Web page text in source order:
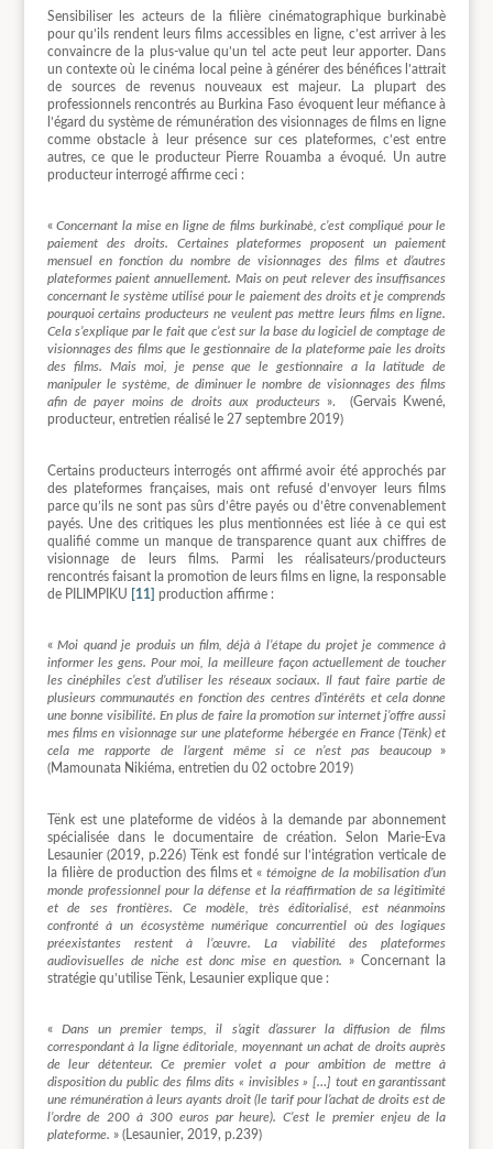
Sensibiliser les acteurs de la filière cinématographique burkinabè
pour qu’ils rendent leurs films accessibles en ligne, c’est arriver à les
convaincre de la plus-value qu’un tel acte peut leur apporter. Dans
un contexte où le cinéma local peine à générer des bénéfices l’attrait
de sources de revenus nouveaux est majeur. La plupart des
professionnels rencontrés au Burkina Faso évoquent leur méfiance à
l’égard du système de rémunération des visionnages de films en ligne
comme obstacle à leur présence sur ces plateformes, c’est entre
autres, ce que le producteur Pierre Rouamba a évoqué. Un autre
producteur interrogé affirme ceci :
«Concernant la mise en ligne de films burkinabè, c’est compliqué pour le
paiement des droits. Certaines plateformes proposent un paiement
mensuel en fonction du nombre de visionnages des films et d’autres
plateformes paient annuellement. Mais on peut relever des insuffisances
concernant le système utilisé pour le paiement des droits et je comprends
pourquoi certains producteurs ne veulent pas mettre leurs films en ligne.
Cela s’explique par le fait que c’est sur la base du logiciel de comptage de
visionnages des films que le gestionnaire de la plateforme paie les droits
des films. Mais moi, je pense que le gestionnaire a la latitude de
manipuler le système, de diminuer le nombre de visionnages des films
afin de payer moins de droits aux producteurs». (Gervais Kwené,
producteur, entretien réalisé le 27 septembre 2019)
Certains producteurs interrogés ont affirmé avoir été approchés par
des plateformes françaises, mais ont refusé d’envoyer leurs films
parce qu’ils ne sont pas sûrs d’être payés ou d’être convenablement
payés. Une des critiques les plus mentionnées est liée à ce qui est
qualifié comme un manque de transparence quant aux chiffres de
visionnage de leurs films. Parmi les réalisateurs/producteurs
rencontrés faisant la promotion de leurs films en ligne, la responsable
de PILIMPIKU [11] production affirme :
«Moi quand je produis un film, déjà à l’étape du projet je commence à
informer les gens. Pour moi, la meilleure façon actuellement de toucher
les cinéphiles c’est d’utiliser les réseaux sociaux. Il faut faire partie de
plusieurs communautés en fonction des centres d’intérêts et cela donne
une bonne visibilité. En plus de faire la promotion sur internet j’offre aussi
mes films en visionnage sur une plateforme hébergée en France (Tënk) et
cela me rapporte de l’argent même si ce n’est pas beaucoup»
(Mamounata Nikiéma, entretien du 02 octobre 2019)
Tënk est une plateforme de vidéos à la demande par abonnement
spécialisée dans le documentaire de création. Selon Marie-Eva
Lesaunier (2019, p.226) Tënk est fondé sur l’intégration verticale de
la filière de production des films et «témoigne de la mobilisation d’un
monde professionnel pour la défense et la réaffirmation de sa légitimité
et de ses frontières. Ce modèle, très éditorialisé, est néanmoins
confronté à un écosystème numérique concurrentiel où des logiques
préexistantes restent à l’œuvre. La viabilité des plateformes
audiovisuelles de niche est donc mise en question. » Concernant la
stratégie qu’utilise Tënk, Lesaunier explique que :
« Dans un premier temps, il s’agit d’assurer la diffusion de films
correspondant à la ligne éditoriale, moyennant un achat de droits auprès
de leur détenteur. Ce premier volet a pour ambition de mettre à
disposition du public des films dits « invisibles » […] tout en garantissant
une rémunération à leurs ayants droit (le tarif pour l’achat de droits est de
l’ordre de 200 à 300 euros par heure). C’est le premier enjeu de la
plateforme. » (Lesaunier, 2019, p.239)